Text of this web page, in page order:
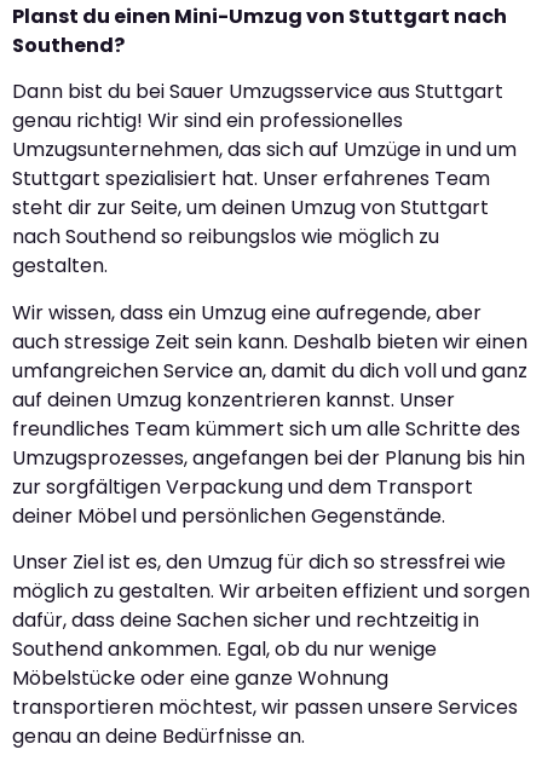
Planst du einen Mini-Umzug von Stuttgart nach
Southend?
Dann bist du bei Sauer Umzugsservice aus Stuttgart
genau richtig! Wir sind ein professionelles
Umzugsunternehmen, das sich auf Umzüge in und um
Stuttgart spezialisiert hat. Unser erfahrenes Team
steht dir zur Seite, um deinen Umzug von Stuttgart
nach Southend so reibungslos wie möglich zu
gestalten.
Wir wissen, dass ein Umzug eine aufregende, aber
auch stressige Zeit sein kann. Deshalb bieten wir einen
umfangreichen Service an, damit du dich voll und ganz
auf deinen Umzug konzentrieren kannst. Unser
freundliches Team kümmert sich um alle Schritte des
Umzugsprozesses, angefangen bei der Planung bis hin
zur sorgfältigen Verpackung und dem Transport
deiner Möbel und persönlichen Gegenstände.
Unser Ziel ist es, den Umzug für dich so stressfrei wie
möglich zu gestalten. Wir arbeiten effizient und sorgen
dafür, dass deine Sachen sicher und rechtzeitig in
Southend ankommen. Egal, ob du nur wenige
Möbelstücke oder eine ganze Wohnung
transportieren möchtest, wir passen unsere Services
genau an deine Bedürfnisse an.